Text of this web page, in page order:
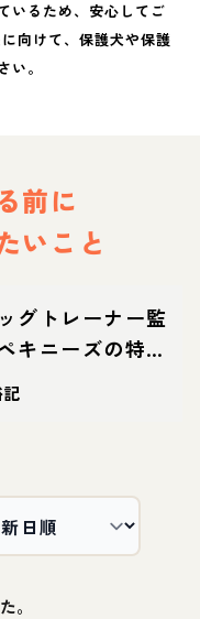
いるため、安心してご
向けて、保護犬や保護
。
前に
いこと
ッグトレーナー監
キニーズの特
格は？しつけや
などの飼い方や
。